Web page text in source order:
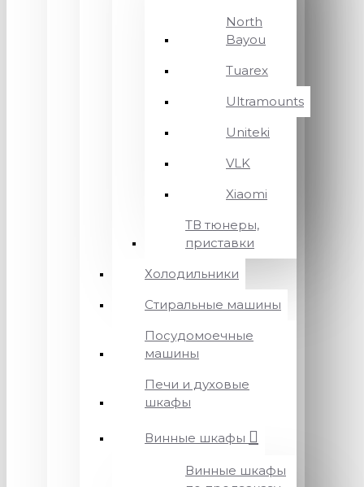
North
Bayou
Tuarex
Ultramounts
Uniteki
VLK
Xiaomi
ТВ тюнеры,
приставки
Холодильники
Стиральные машины
Посудомоечные
машины
Печи и духовые
шкафы
Винные шкафы
Винные шкафы